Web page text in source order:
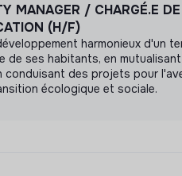
MANAGER / CHARGÉ.E DE
(H/F)
harmonieux d'un
de ses habitants, en
conduisant des projets pour
écologique et sociale.